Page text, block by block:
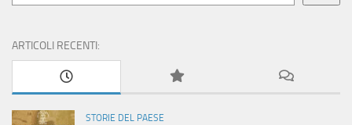
ARTICOLI RECENTI:
STORIE DEL PAESE